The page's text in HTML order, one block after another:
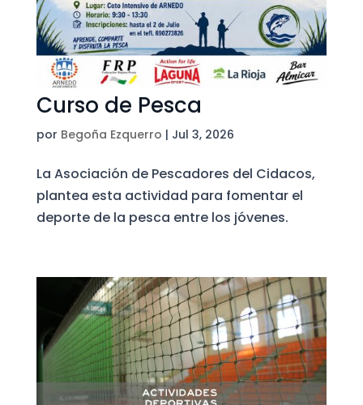
Curso de Pesca
por Begoña Ezquerro | Jul 3, 2026
La Asociación de Pescadores del Cidacos,
plantea esta actividad para fomentar el
deporte de la pesca entre los jóvenes.